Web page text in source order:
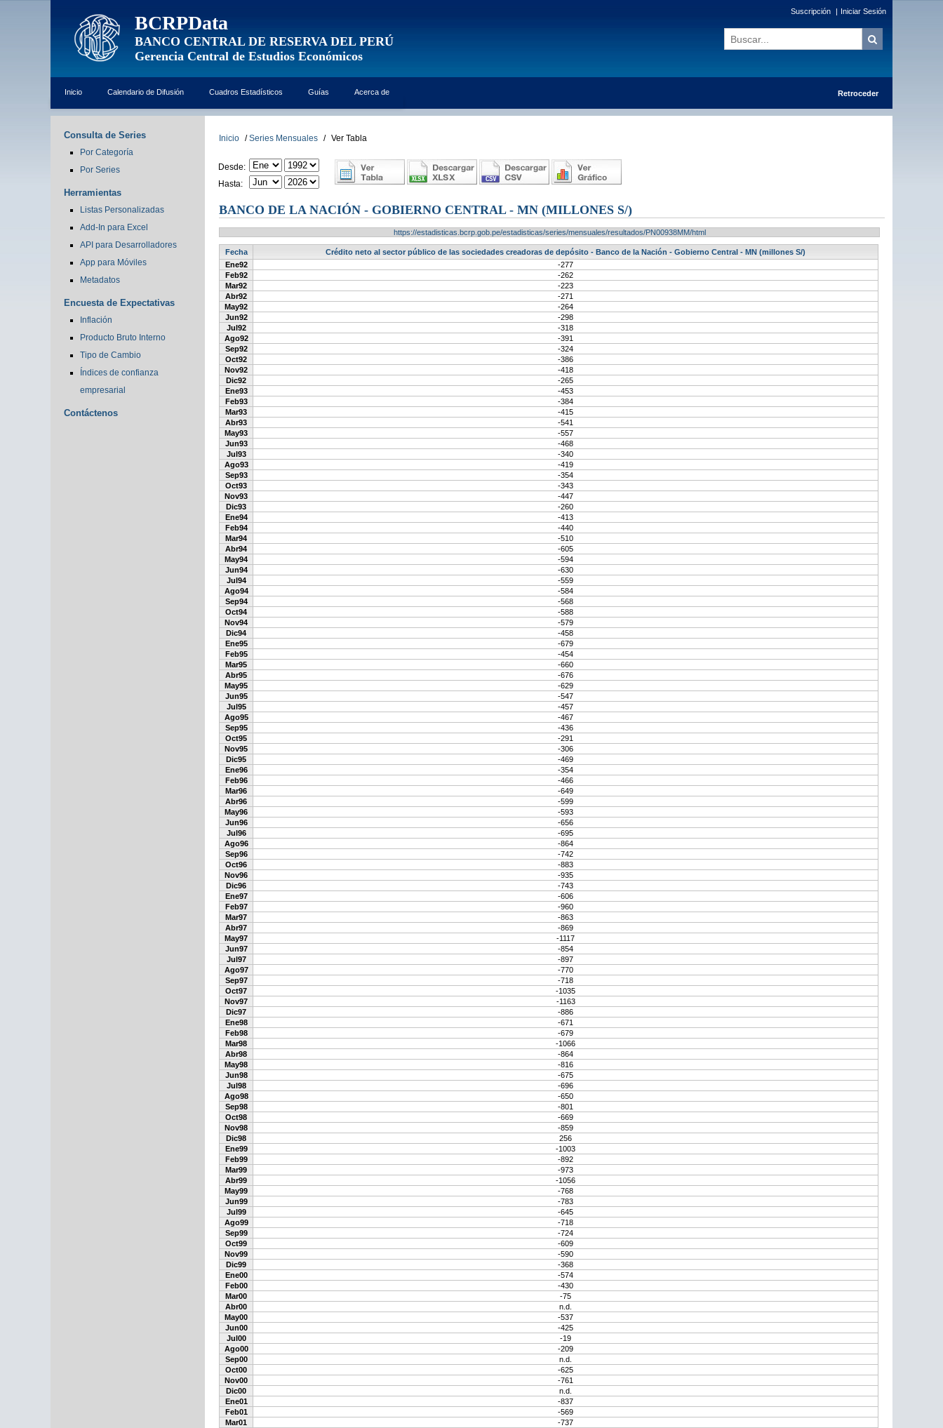
BCRPData
BANCO CENTRAL DE RESERVA DEL PERÚ
Gerencia Central de Estudios Económicos
Suscripción | Iniciar Sesión
Inicio Calendario de Difusión Cuadros Estadísticos Guías Acerca de Retroceder
Consulta de Series
Por Categoría
Por Series
Herramientas
Listas Personalizadas
Add-In para Excel
API para Desarrolladores
App para Móviles
Metadatos
Encuesta de Expectativas
Inflación
Producto Bruto Interno
Tipo de Cambio
Índices de confianza
empresarial
Contáctenos
Inicio / Series Mensuales / Ver Tabla
Desde:
Hasta:
BANCO DE LA NACIÓN - GOBIERNO CENTRAL - MN (MILLONES S/)
https://estadisticas.bcrp.gob.pe/estadisticas/series/mensuales/resultados/PN00938MM/html
Fecha
Crédito neto al sector público de las sociedades creadoras de depósito - Banco de la Nación - Gobierno Central - MN (millones S/)
Ene92
-277
Feb92
-262
Mar92
-223
Abr92
-271
May92
-264
Jun92
-298
Jul92
-318
Ago92
-391
Sep92
-324
Oct92
-386
Nov92
-418
Dic92
-265
Ene93
-453
Feb93
-384
Mar93
-415
Abr93
-541
May93
-557
Jun93
-468
Jul93
-340
Ago93
-419
Sep93
-354
Oct93
-343
Nov93
-447
Dic93
-260
Ene94
-413
Feb94
-440
Mar94
-510
Abr94
-605
May94
-594
Jun94
-630
Jul94
-559
Ago94
-584
Sep94
-568
Oct94
-588
Nov94
-579
Dic94
-458
Ene95
-679
Feb95
-454
Mar95
-660
Abr95
-676
May95
-629
Jun95
-547
Jul95
-457
Ago95
-467
Sep95
-436
Oct95
-291
Nov95
-306
Dic95
-469
Ene96
-354
Feb96
-466
Mar96
-649
Abr96
-599
May96
-593
Jun96
-656
Jul96
-695
Ago96
-864
Sep96
-742
Oct96
-883
Nov96
-935
Dic96
-743
Ene97
-606
Feb97
-960
Mar97
-863
Abr97
-869
May97
-1117
Jun97
-854
Jul97
-897
Ago97
-770
Sep97
-718
Oct97
-1035
Nov97
-1163
Dic97
-886
Ene98
-671
Feb98
-679
Mar98
-1066
Abr98
-864
May98
-816
Jun98
-675
Jul98
-696
Ago98
-650
Sep98
-801
Oct98
-669
Nov98
-859
Dic98
256
Ene99
-1003
Feb99
-892
Mar99
-973
Abr99
-1056
May99
-768
Jun99
-783
Jul99
-645
Ago99
-718
Sep99
-724
Oct99
-609
Nov99
-590
Dic99
-368
Ene00
-574
Feb00
-430
Mar00
-75
Abr00
n.d.
May00
-537
Jun00
-425
Jul00
-19
Ago00
-209
Sep00
n.d.
Oct00
-625
Nov00
-761
Dic00
n.d.
Ene01
-837
Feb01
-569
Mar01
-737